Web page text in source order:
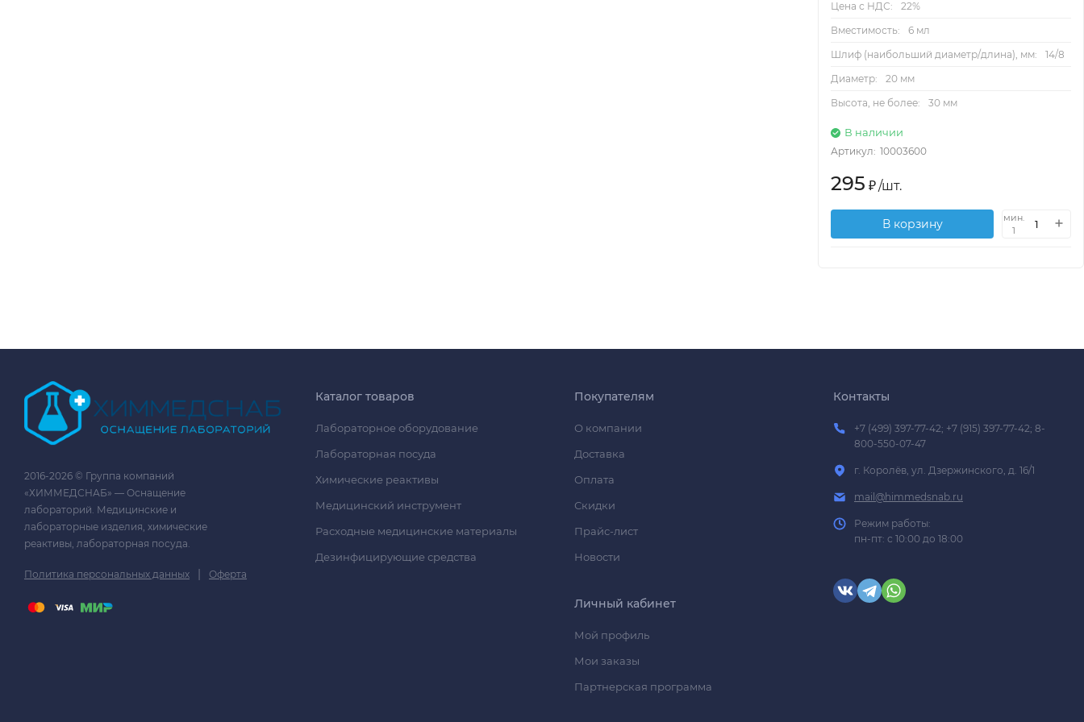
Цена с НДС:
22%
Вместимость:
6 мл
Шлиф (наибольший диаметр/длина), мм:
14/8
Диаметр:
20 мм
Высота, не более:
30 мм
В наличии
Артикул: 10003600
295 ₽/шт.
В корзину
мин.
1
2016-2026 © Группа компаний
«ХИММЕДСНАБ» — Оснащение
лабораторий. Медицинские и
лабораторные изделия, химические
реактивы, лабораторная посуда.
Политика персональных данных | Оферта
Каталог товаров
Лабораторное оборудование
Лабораторная посуда
Химические реактивы
Медицинский инструмент
Расходные медицинские материалы
Дезинфицирующие средства
Покупателям
О компании
Доставка
Оплата
Скидки
Прайс-лист
Новости
Личный кабинет
Мой профиль
Мои заказы
Партнерская программа
Контакты
+7 (499) 397-77-42; +7 (915) 397-77-42; 8-
800-550-07-47
г. Королёв, ул. Дзержинского, д. 16/1
mail@himmedsnab.ru
Режим работы:
пн-пт: с 10:00 до 18:00